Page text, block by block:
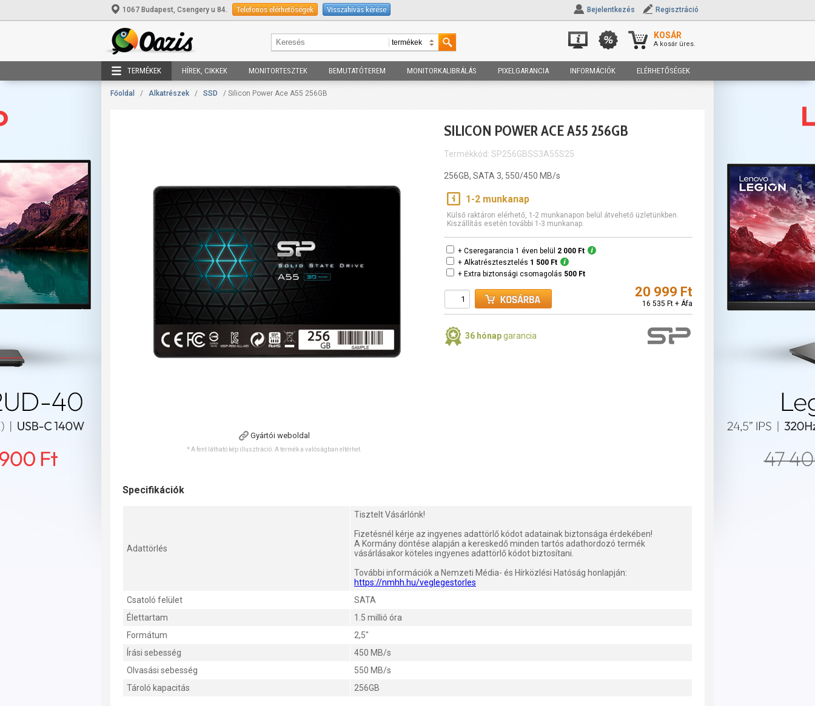
1067 Budapest, Csengery u 84. Telefonos elérhetőségek Visszahívás kérése Bejelentkezés Regisztráció
KOSÁR
A kosár üres.
TERMÉKEK HÍREK, CIKKEK MONITORTESZTEK BEMUTATÓTEREM MONITORKALIBRÁLÁS PIXELGARANCIA INFORMÁCIÓK ELÉRHETŐSÉGEK
Főoldal / Alkatrészek / SSD / Silicon Power Ace A55 256GB
Gyártói weboldal
* A fent látható kép illusztráció. A termék a valóságban eltérhet.
SILICON POWER ACE A55 256GB
Termékkód: SP256GBSS3A55S25
256GB, SATA 3, 550/450 MB/s
1-2 munkanap
Külső raktáron elérhető, 1-2 munkanapon belül átvehető üzletünkben.
Kiszállítás esetén további 1-3 munkanap.
+ Cseregarancia 1 éven belül 2 000 Ft
+ Alkatrésztesztelés 1 500 Ft
+ Extra biztonsági csomagolás 500 Ft
20 999 Ft
16 535 Ft + Áfa
36 hónapgarancia
Specifikációk
Adattörlés
Tisztelt Vásárlónk!
Fizetésnél kérje az ingyenes adattörlő kódot adatainak biztonsága érdekében!
A Kormány döntése alapján a kereskedő minden tartós adathordozó termék
vásárlásakor köteles ingyenes adattörlő kódot biztosítani.
További információk a Nemzeti Média- és Hírközlési Hatóság honlapján:
https://nmhh.hu/veglegestorles
Csatoló felület
SATA
Élettartam
1.5 millió óra
Formátum
2,5"
Írási sebesség
450 MB/s
Olvasási sebesség
550 MB/s
Tároló kapacitás
256GB